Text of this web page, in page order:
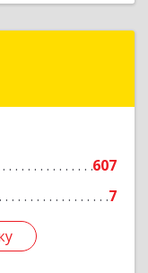
607
7
Мэйпл
Подробнее